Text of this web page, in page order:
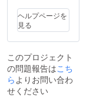
ヘルプページを
見る
このプロジェクト
の問題報告はこち
ら よりお問い合わ
せください